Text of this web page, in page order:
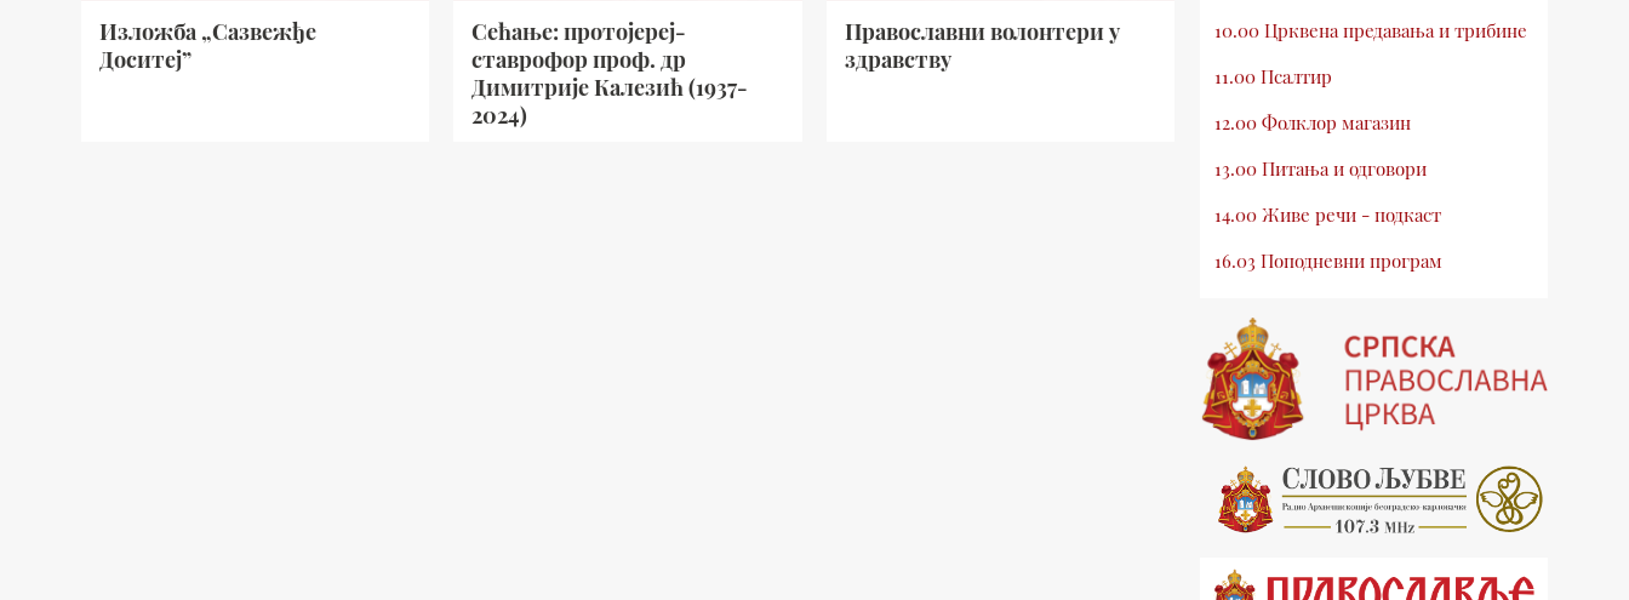
Изложба „Сазвежђе
Доситеј”
Сећање: протојереј-
ставрофор проф. др
Димитрије Калезић (1937-
2024)
Православни волонтери у
здравству
10.00 Црквена предавања и трибине
11.00 Псалтир
12.00 Фолклор магазин
13.00 Питања и одговори
14.00 Живе речи - подкаст
16.03 Поподневни програм
19.03 Млади у Цркви
19.30 Вечерње молитве
20.00 Вести из Цркве
20.15 Реч архијереја
20.30 Хроника Архиепископије
21.03 Врлинослов